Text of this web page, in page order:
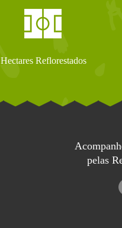
Hectares Reflorestados
pelas